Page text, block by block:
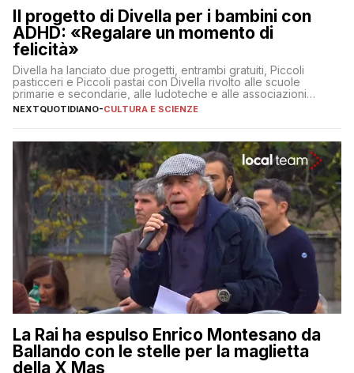
Il progetto di Divella per i bambini con
ADHD: «Regalare un momento di
felicità»
Divella ha lanciato due progetti, entrambi gratuiti, Piccoli
pasticceri e Piccoli pastai con Divella rivolto alle scuole
primarie e secondarie, alle ludoteche e alle associazioni
pugliesi che si occupano di bambini con ADHD
NEXTQUOTIDIANO-CULTURA E SCIENZE
La Rai ha espulso Enrico Montesano da
Ballando con le stelle per la maglietta
della X Mas